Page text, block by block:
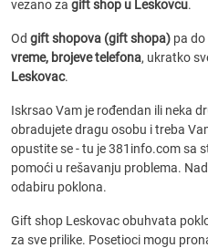
vezano za gift shop u Leskovcu.
Od gift shopova (gift shopa) pa
vreme, brojeve telefona, ukratko
Leskovac.
Iskrsao Vam je rođendan ili neka
obradujete dragu osobu i treba
opustite se - tu je 381info.com sa
pomoći u rešavanju problema.
odabiru poklona.
Gift shop Leskovac obuhvata
za sve prilike. Posetioci mogu